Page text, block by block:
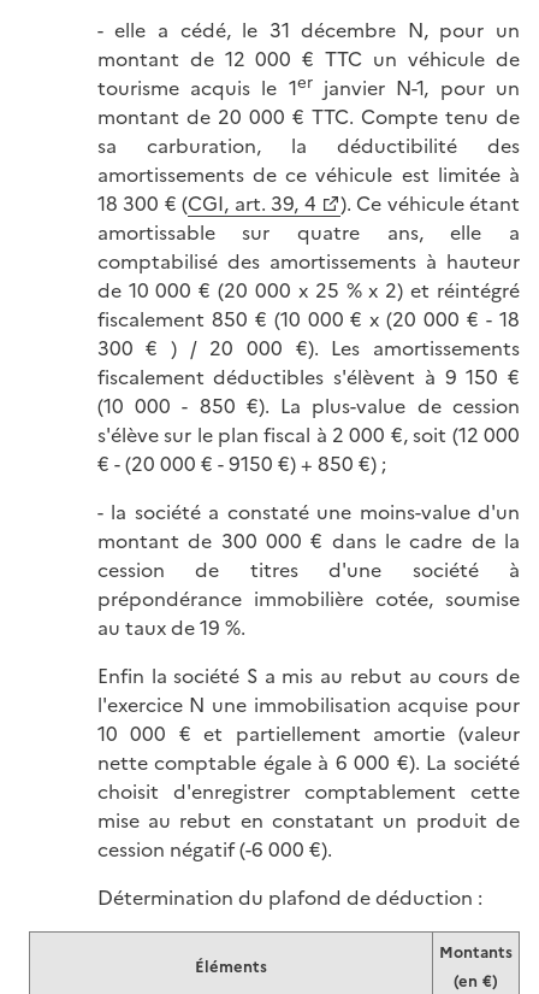
- elle a cédé, le 31 décembre N, pour un
montant de 12 000 € TTC un véhicule de
tourisme acquis le 1erjanvier N-1, pour un
montant de 20 000 € TTC. Compte tenu de
sa carburation, la déductibilité des
amortissements de ce véhicule est limitée à
18 300 € (CGI, art. 39, 4
). Ce véhicule étant
amortissable sur quatre ans, elle a
comptabilisé des amortissements à hauteur
de 10 000 € (20 000 x 25 % x 2) et réintégré
fiscalement 850 € (10 000 € x (20 000 € - 18
300 € ) / 20 000 €). Les amortissements
fiscalement déductibles s'élèvent à 9 150 €
(10 000 - 850 €). La plus-value de cession
s'élève sur le plan fiscal à 2 000 €, soit (12 000
€ - (20 000 € - 9150 €) + 850 €) ;
- la société a constaté une moins-value d'un
montant de 300 000 € dans le cadre de la
cession de titres d'une société à
prépondérance immobilière cotée, soumise
au taux de 19 %.
Enfin la société S a mis au rebut au cours de
l'exercice N une immobilisation acquise pour
10 000 € et partiellement amortie (valeur
nette comptable égale à 6 000 €). La société
choisit d'enregistrer comptablement cette
mise au rebut en constatant un produit de
cession négatif (-6 000 €).
Détermination du plafond de déduction :
Éléments
Montants
(en €)